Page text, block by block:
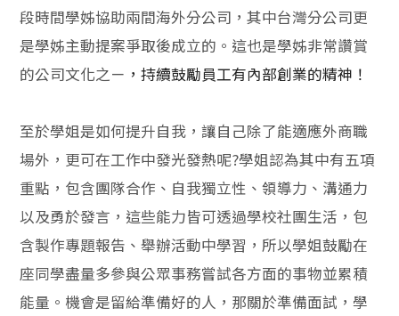
段時間學姊協助兩間海外分公司，其中台灣分公司更
是學姊主動提案爭取後成立的 。這也是學姊非常讚賞
的公司文化之ㄧ ，持續鼓勵員工有內部創業的精神！
至於學姐是如何提升自我，讓自己除了能適應外商職
場外，更可在工作中發光發熱呢?學姐認為其中有五項
重點，包含團隊合作、自我獨立性、領導力、溝通力
以及勇於發言，這些能力皆可透過學校社團生活，包
含製作專題報告、舉辦活動中學習，所以學姐鼓勵在
座同學盡量多參與公眾事務嘗試各方面的事物並累積
能量。機會是留給準備好的人，那關於準備面試，學